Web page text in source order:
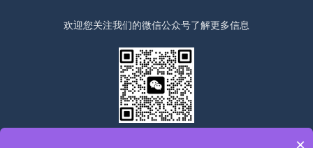
欢迎您关注我们的微信公众号了解更多信息